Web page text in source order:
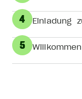
4 Einladung
5